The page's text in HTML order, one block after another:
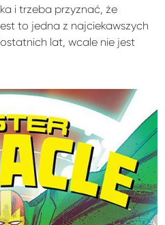
i trzeba przyznać, że
to jedna z najciekawszych
lat, wcale nie jest